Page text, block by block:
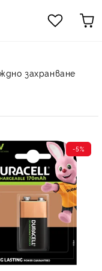
захранване
-5%